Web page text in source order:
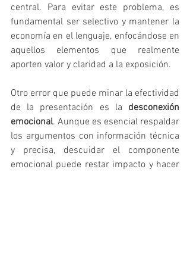
central. Para evitar este problema, es
fundamental ser selectivo y mantener la
economía en el lenguaje, enfocándose en
aquellos elementos que realmente
aporten valor y claridad a la exposición.
Otro error que puede minar la efectividad
de la presentación es la desconexión
emocional. Aunque es esencial respaldar
los argumentos con información técnica
y precisa, descuidar el componente
emocional puede restar impacto y hacer